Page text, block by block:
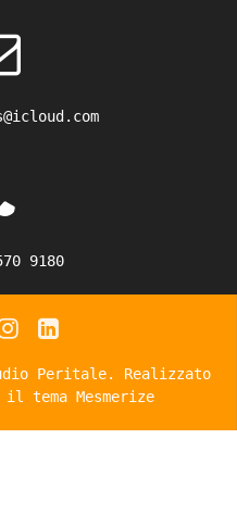
9180
Peritale. Realizzato
il tema Mesmerize